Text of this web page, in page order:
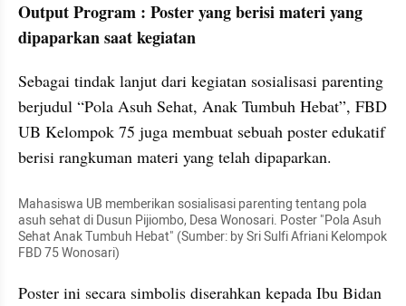
Output Program : Poster yang berisi materi yang
dipaparkan saat kegiatan
Sebagai tindak lanjut dari kegiatan sosialisasi parenting
berjudul “Pola Asuh Sehat, Anak Tumbuh Hebat”, FBD
UB Kelompok 75 juga membuat sebuah poster edukatif
berisi rangkuman materi yang telah dipaparkan.
Mahasiswa UB memberikan sosialisasi parenting tentang pola
asuh sehat di Dusun Pijiombo, Desa Wonosari. Poster "Pola Asuh
Sehat Anak Tumbuh Hebat" (Sumber: by Sri Sulfi Afriani Kelompok
FBD 75 Wonosari)
Poster ini secara simbolis diserahkan kepada Ibu Bidan